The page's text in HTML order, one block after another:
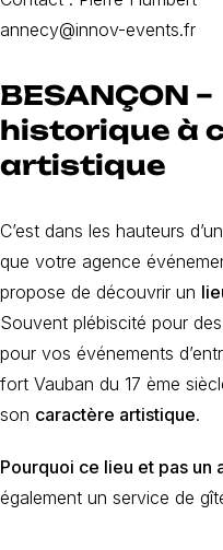
annecy@innov-events.fr
BESANÇON
historique à
artistique
C’est dans les hauteurs
que votre agence
propose de découvrir un
Souvent plébiscité pour
pour vos événements
fort Vauban du 17 ème
son caractère artistique.
Pourquoi ce lieu et pas un
également un service de